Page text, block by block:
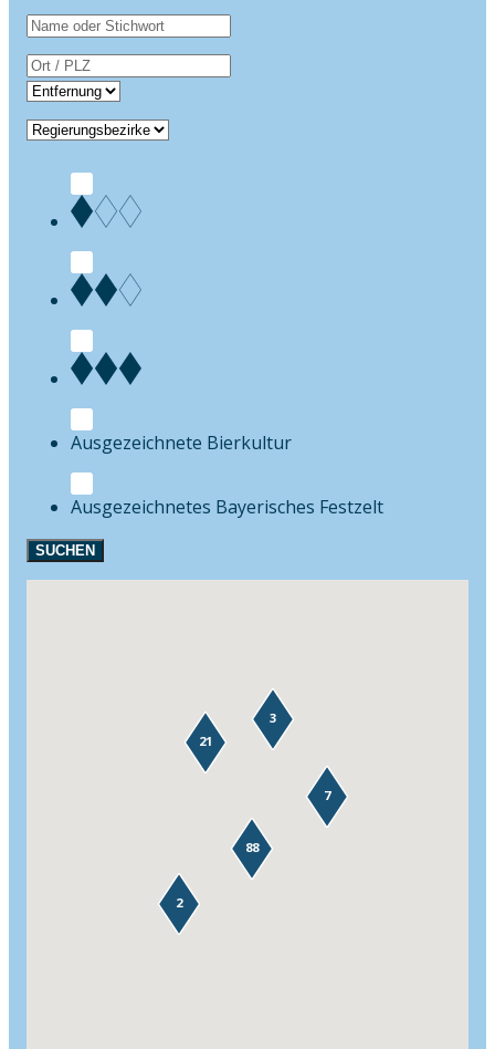
Bierkultur
Festzelt
SUCHEN
88
7
21
2
3